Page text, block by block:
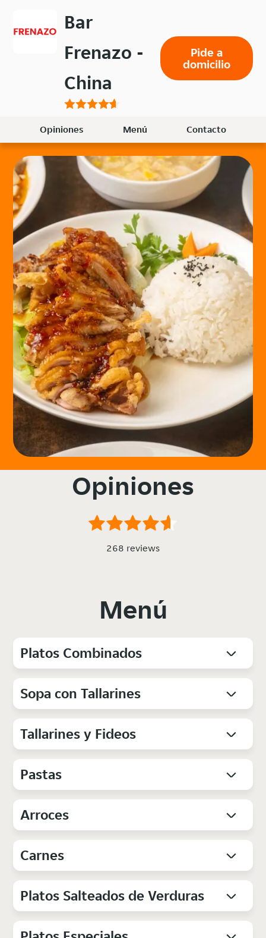
menú
Bar
Frenazo -
China
Pide a
domicilio
Opiniones Menú Contacto
Opiniones
268 reviews
Menú
Platos Combinados
Sopa con Tallarines
Tallarines y Fideos
Pastas
Arroces
Carnes
Platos Salteados de Verduras